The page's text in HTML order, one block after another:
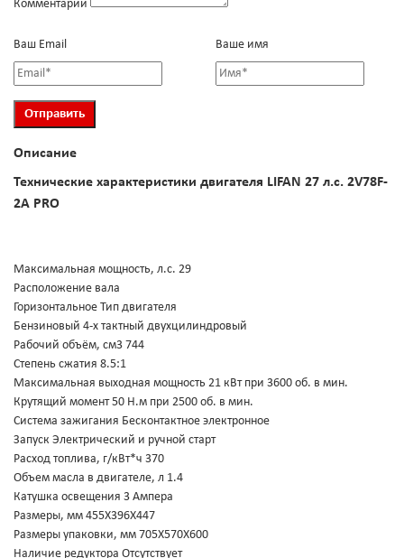
Комментарий
Ваш Email Ваше имя
Описание
Технические характеристики двигателя LIFAN 27 л.с. 2V78F-
2A PRO
Максимальная мощность, л.с. 29
Расположение вала
Горизонтальное Тип двигателя
Бензиновый 4-х тактный двухцилиндровый
Рабочий объём, см3 744
Степень сжатия 8.5:1
Максимальная выходная мощность 21 кВт при 3600 об. в мин.
Крутящий момент 50 Н.м при 2500 об. в мин.
Система зажигания Бесконтактное электронное
Запуск Электрический и ручной старт
Расход топлива, г/кВт*ч 370
Объем масла в двигателе, л 1.4
Катушка освещения 3 Ампера
Размеры, мм 455Х396Х447
Размеры упаковки, мм 705Х570Х600
Наличие редуктора Отсутствует